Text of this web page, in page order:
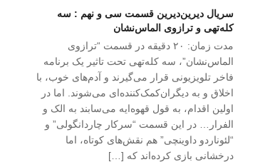
سریال دیرین‌دیرین قسمت سی و نهم : سه
کله‌تهی و ترازوی الماس‌نشان
مدت زمان: ۲۰ دقیقه در قسمت “ترازوی
الماس‌نشان”، سه کله‌تهی تحت تاثیر یک برنامه
فاخر تلویزیونی قرار می‌گیرند و آدم‌های خوب، با
اخلاق و به دیگران‌کمک‌کننده‌ای می‌شوند. اما در
اولین اقدام، به قول قهوه‌ایه می‌سابند به الک و
الفرار… در این قسمت “سرکار چاردانگولی” و
“لئوناردو داوینچی” هم نقش‌های کوتاه، اما
درخشانی بازی کرده‌اند که […]